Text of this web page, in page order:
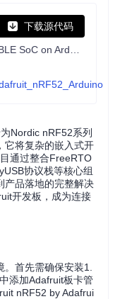
下载源代码
Nordic nRF52系列
它将复杂的嵌入式开
通过整合FreeRTO
协议栈等核心组
产品落地的完整解决
开发板，成为连接
首先需确保安装1.
添加Adafruit板卡管
nRF52 by Adafrui